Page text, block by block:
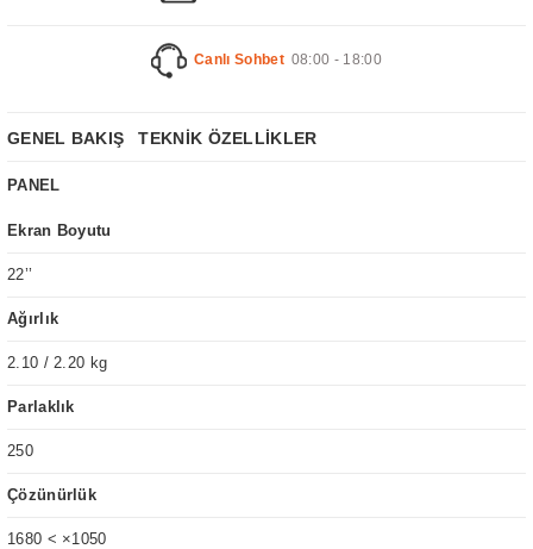
Canlı Sohbet 08:00 - 18:00
GENEL BAKIŞ TEKNİK ÖZELLİKLER
PANEL
Ekran Boyutu
22’’
Ağırlık
2.10 / 2.20 kg
Parlaklık
250
Çözünürlük
1680 < ×1050